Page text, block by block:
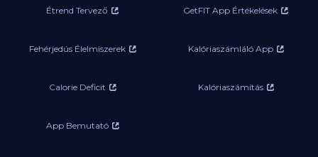
Étrend Tervező GetFIT App Értékelések
Fehérjedús Élelmiszerek Kalóriaszámláló App
Calorie Deficit Kalóriaszámítás
App Bemutató